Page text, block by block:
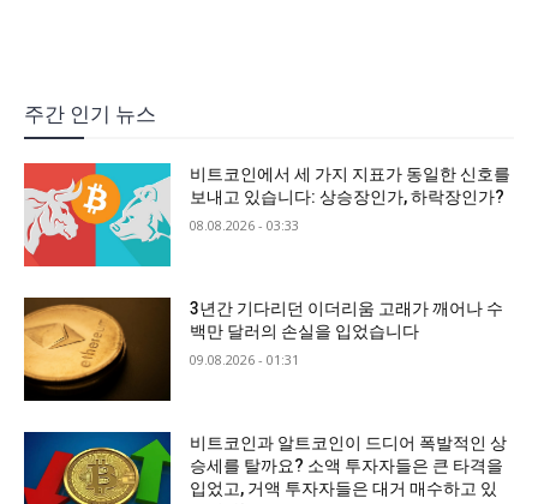
주간 인기 뉴스
비트코인에서 세 가지 지표가 동일한 신호를
보내고 있습니다: 상승장인가, 하락장인가?
08.08.2026 - 03:33
3년간 기다리던 이더리움 고래가 깨어나 수
백만 달러의 손실을 입었습니다
09.08.2026 - 01:31
비트코인과 알트코인이 드디어 폭발적인 상
승세를 탈까요? 소액 투자자들은 큰 타격을
입었고, 거액 투자자들은 대거 매수하고 있